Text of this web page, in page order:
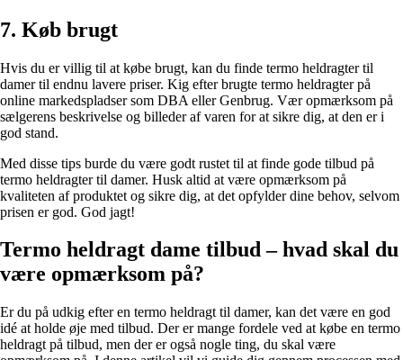
7. Køb brugt
Hvis du er villig til at købe brugt, kan du finde termo heldragter til
damer til endnu lavere priser. Kig efter brugte termo heldragter på
online markedspladser som DBA eller Genbrug. Vær opmærksom på
sælgerens beskrivelse og billeder af varen for at sikre dig, at den er i
god stand.
Med disse tips burde du være godt rustet til at finde gode tilbud på
termo heldragter til damer. Husk altid at være opmærksom på
kvaliteten af produktet og sikre dig, at det opfylder dine behov, selvom
prisen er god. God jagt!
Termo heldragt dame tilbud – hvad skal du
være opmærksom på?
Er du på udkig efter en termo heldragt til damer, kan det være en god
idé at holde øje med tilbud. Der er mange fordele ved at købe en termo
heldragt på tilbud, men der er også nogle ting, du skal være